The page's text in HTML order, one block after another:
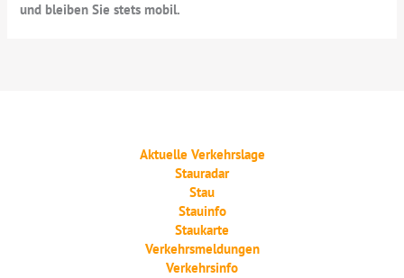
und bleiben Sie stets mobil.
Aktuelle Verkehrslage
Stauradar
Stau
Stauinfo
Staukarte
Verkehrsmeldungen
Verkehrsinfo